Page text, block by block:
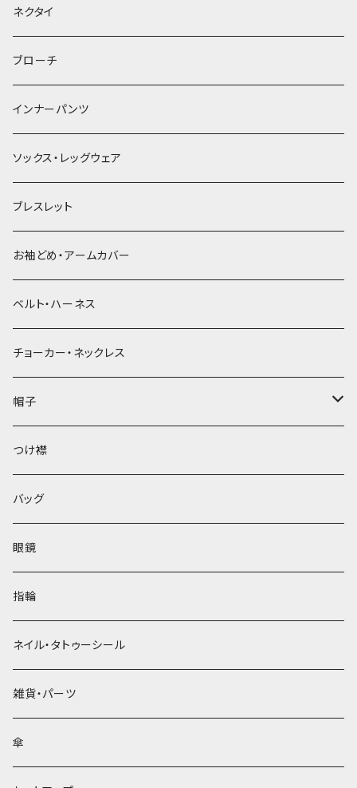
ヘッドドレス・カチューシャ
ヘアゴム
簪
ネクタイ
ブローチ
インナーパンツ
ソックス・レッグウェア
ブレスレット
お袖どめ・アームカバー
ベルト・ハーネス
チョーカー・ネックレス
帽子
ベレー帽
つけ襟
バッグ
眼鏡
指輪
ネイル・タトゥーシール
雑貨・パーツ
傘